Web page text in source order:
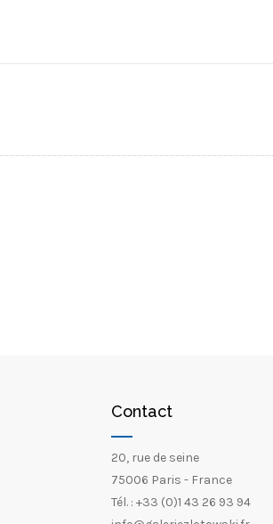
Contact
20, rue de seine
75006 Paris - France
Tél. : +33 (0)1 43 26 93 94